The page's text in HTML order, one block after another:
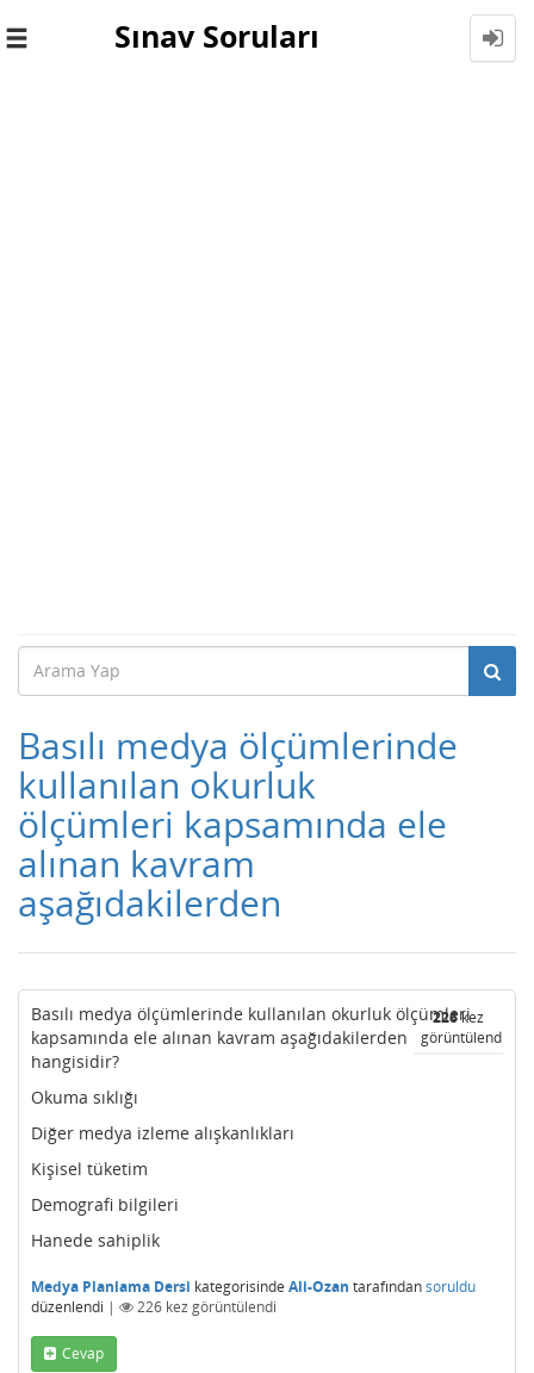
Toggle
Sınav Soruları
Basılı medya ölçümlerinde
kullanılan okurluk
ölçümleri kapsamında ele
alınan kavram
aşağıdakilerden
226kez
görüntülendi
Basılı medya ölçümlerinde kullanılan okurluk ölçümleri
kapsamında ele alınan kavram aşağıdakilerden
hangisidir?
Okuma sıklığı
Diğer medya izleme alışkanlıkları
Kişisel tüketim
Demografi bilgileri
Hanede sahiplik
Medya Planlama Dersi kategorisinde Ali-Ozan tarafındansoruldu
düzenlendi | 226 kez görüntülendi
Cevap